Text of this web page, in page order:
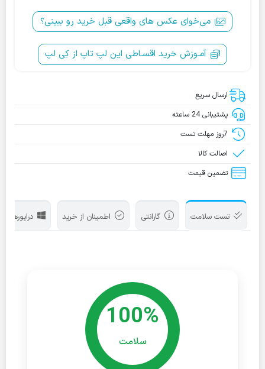
می‌خوای عکس‌ های واقعی قبل خرید رو ببینی؟
آمـوزش خرید اقسـاطی این لپ تاپ از کِی لپ
ارسال سریع
پشتیبانی 24 ساعته
7روز مهلت تست
اصالت کالا
تضمین قیمت
تست سلامت گارانتی اطمینان از خرید درایورها
100%
سلامت